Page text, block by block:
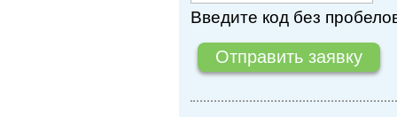
Введите код без